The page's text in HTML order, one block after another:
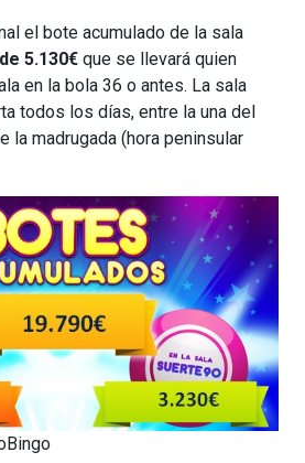
el bote acumulado de la sala
5.130€ que se llevará quien
en la bola 36 o antes. La sala
todos los días, entre la una del
la madrugada (hora peninsular